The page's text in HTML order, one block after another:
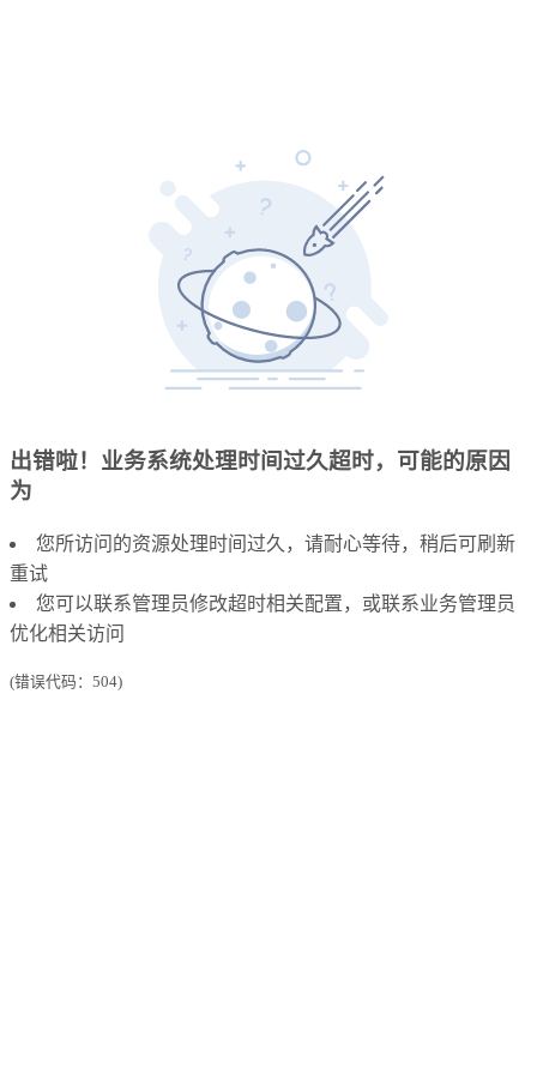
出错啦！业务系统处理时间过久超时，可能的原因
为
您所访问的资源处理时间过久，请耐心等待，稍后可刷新
重试
您可以联系管理员修改超时相关配置，或联系业务管理员
优化相关访问
(错误代码：504)